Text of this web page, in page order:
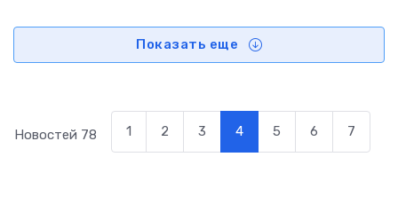
Показать еще
Новостей 78 1 2 3 4 5 6 7